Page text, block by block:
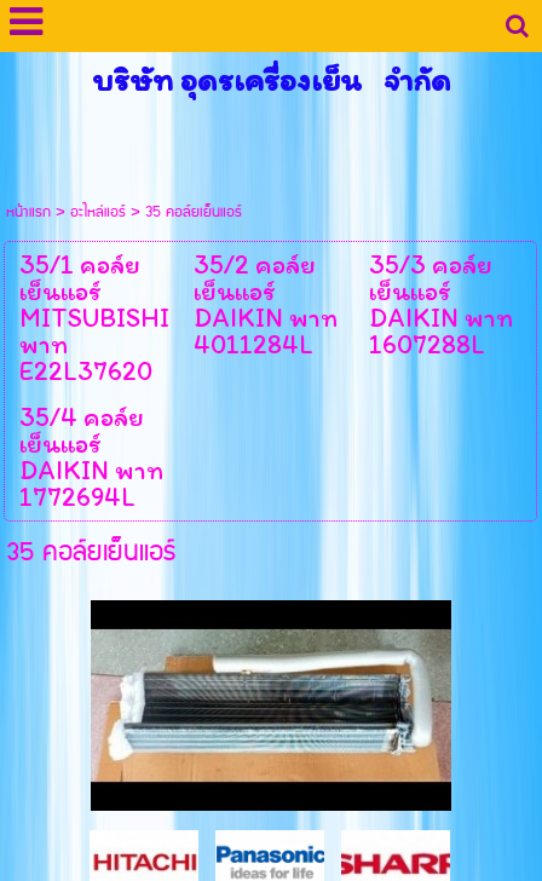
บริษัท อุดรเครื่องเย็น จำกัด
หน้าแรก>อะไหล่แอร์>35 คอล์ยเย็นแอร์
35/1 คอล์ย
เย็นแอร์
MITSUBISHI
พาท
E22L37620
35/2 คอล์ย
เย็นแอร์
DAIKIN พาท
4011284L
35/3 คอล์ย
เย็นแอร์
DAIKIN พาท
1607288L
35/4 คอล์ย
เย็นแอร์
DAIKIN พาท
1772694L
35 คอล์ยเย็นแอร์